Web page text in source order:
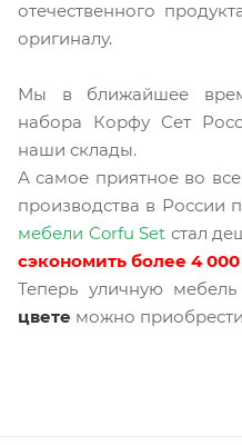
отечественного
оригиналу.
Мы в ближайшее
набора Корфу Сет
наши склады.
А самое приятное во
производства в России
мебели Corfu Set стал
сэкономить более 4
Теперь уличную мебель
цвете можно приобрести